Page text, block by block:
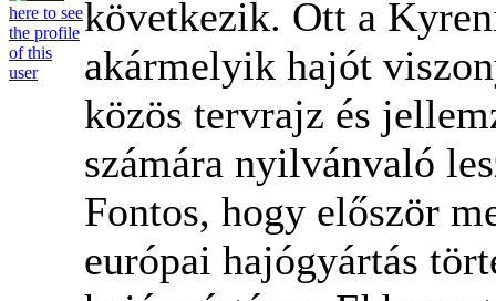
következik. Ott a
akármelyik hajót
közös tervrajz és
számára nyilvánvaló
Fontos, hogy először
európai hajógyártás